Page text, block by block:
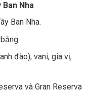
Nha
Ban Nha.
đào), vani, gia vị,
và Gran Reserva